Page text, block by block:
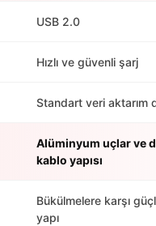
USB 2.0
Hızlı ve güvenli şarj
Standart veri aktarım
Alüminyum uçlar ve
kablo yapısı
Bükülmelere karşı
yapı